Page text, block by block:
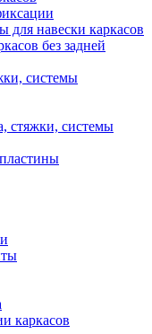
навески каркасов
без задней
системы
стяжки, системы
каркасов